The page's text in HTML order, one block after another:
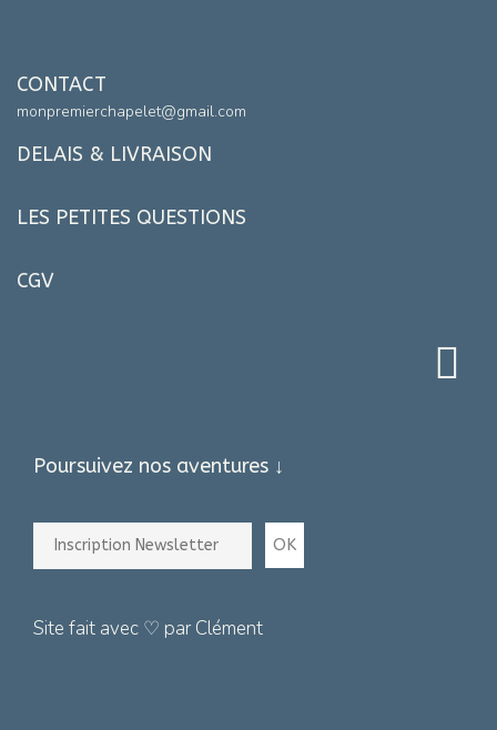
CONTACT
monpremierchapelet@gmail.com
DELAIS & LIVRAISON
LES PETITES QUESTIONS
CGV
Poursuivez nos aventures ↓
Site fait avec ♡ par Clément